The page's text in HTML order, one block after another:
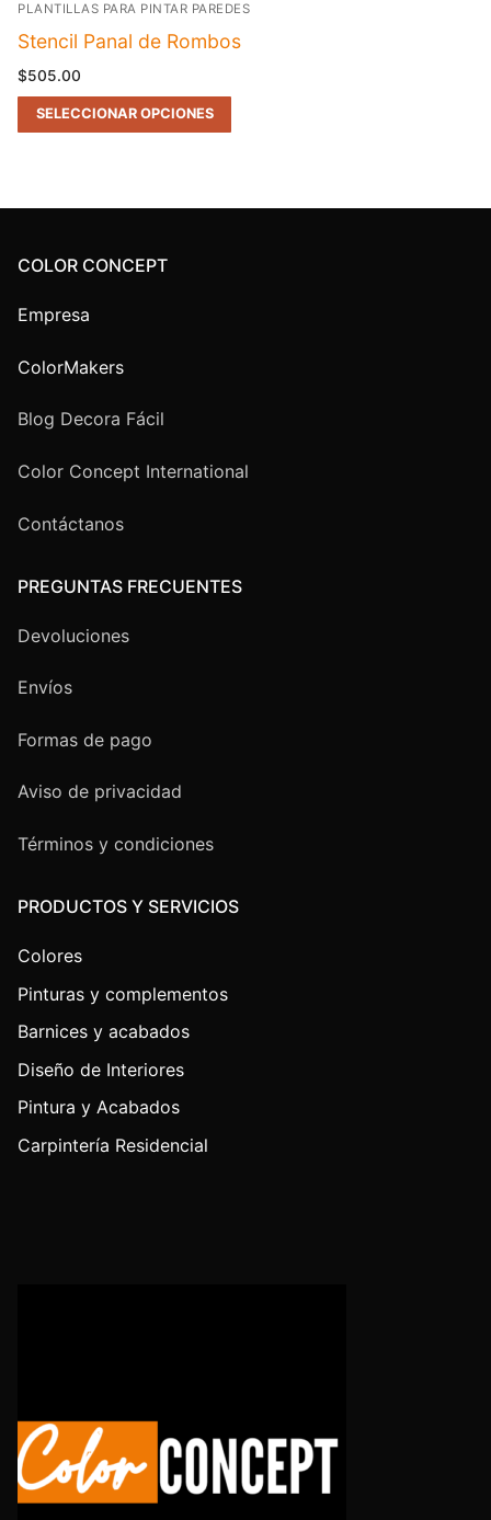
PLANTILLAS PARA PINTAR PAREDES
Stencil Panal de Rombos
$505.00
SELECCIONAR OPCIONES
COLOR CONCEPT
Empresa
ColorMakers
Blog Decora Fácil
Color Concept International
Contáctanos
PREGUNTAS FRECUENTES
Devoluciones
Envíos
Formas de pago
Aviso de privacidad
Términos y condiciones
PRODUCTOS Y SERVICIOS
Colores
Pinturas y complementos
Barnices y acabados
Diseño de Interiores
Pintura y Acabados
Carpintería Residencial